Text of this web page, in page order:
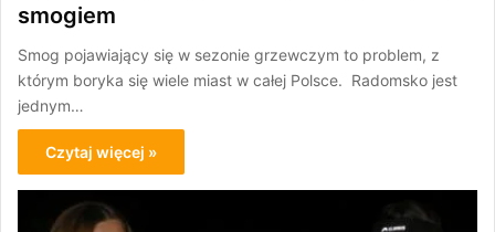
smogiem
Smog pojawiający się w sezonie grzewczym to problem, z
którym boryka się wiele miast w całej Polsce. Radomsko jest
jednym…
Czytaj więcej »